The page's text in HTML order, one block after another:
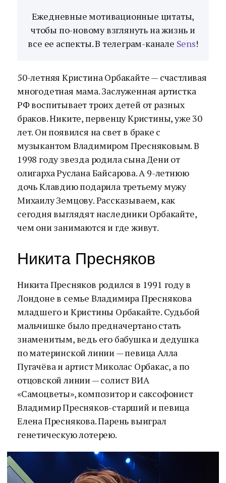
Ежедневные мотивационные цитаты,
чтобы по-новому взглянуть на жизнь и
все ее аспекты. В телеграм-канале Sens!
50-летняя Кристина Орбакайте — счастливая
многодетная мама. Заслуженная артистка
РФ воспитывает троих детей от разных
браков. Никите, первенцу Кристины, уже 30
лет. Он появился на свет в браке с
музыкантом Владимиром Пресняковым. В
1998 году звезда родила сына Дени от
олигарха Руслана Байсарова. А 9-летнюю
дочь Клавдию подарила третьему мужу
Михаилу Земцову. Рассказываем, как
сегодня выглядят наследники Орбакайте,
чем они занимаются и где живут.
Никита Пресняков
Никита Пресняков родился в 1991 году в
Лондоне в семье Владимира Преснякова
младшего и Кристины Орбакайте. Судьбой
мальчишке было предначертано стать
знаменитым, ведь его бабушка и дедушка
по материнской линии — певица Алла
Пугачёва и артист Миколас Орбакас, а по
отцовской линии — солист ВИА
«Самоцветы», композитор и саксофонист
Владимир Пресняков-старший и певица
Елена Преснякова. Парень выиграл
генетическую лотерею.